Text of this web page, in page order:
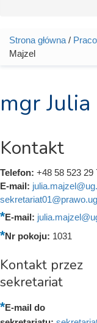
Jesteś tutaj
Strona główna /
Majzel
mgr
Kontakt
Telefon: +48 58 523 29
E-mail:
E-mail:
Nr pokoju: 1031
Kontakt przez
sekretariat
E-mail do